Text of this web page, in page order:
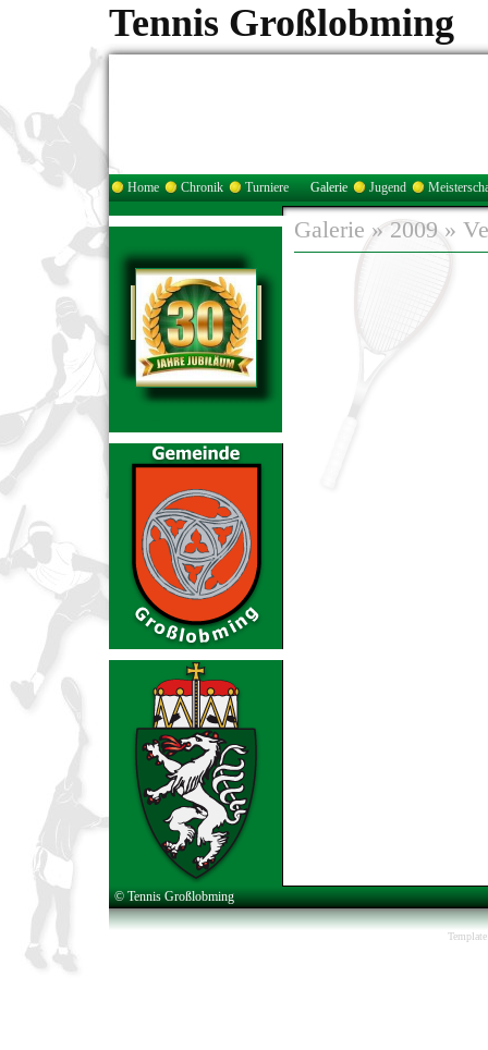
Tennis Großlobming
Home Chronik Turniere Galerie Jugend
Galerie »2009 »
© Tennis Großlobming